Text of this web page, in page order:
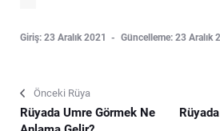
Giriş: 23 Aralık 2021 Güncelleme: 23 Aralık
Önceki Rüya
Rüyada Umre Görmek Ne